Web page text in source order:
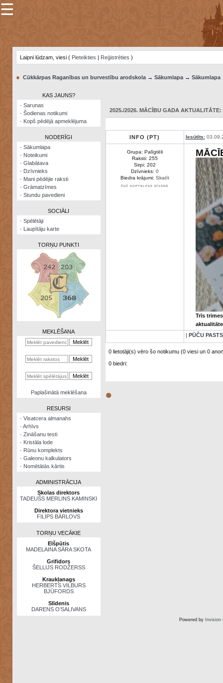
×
Šodienas
notikumi
Visatcera
almanahs
Arhīvs
Zināšanu
kalkulators
Nomētātās
☰
Laipni lūdzam, viesi ( Pieteikties | Reģistrēties )
● Cūkkārpas Raganības un burvestību arodskola→ Sākumlapa→ Sākumlapa
KAS JAUNS?
· Sarunas
· Šodienas notikumi
· Kopš pēdējā apmeklējuma
NODERĪGI
· Sākumlapa
· Noteikumi
· Glabātava
· Dzīvnieks
· Mani pēdējie raksti
· Grāmatzīmes
· Stundu pavedieni
SOCIĀLI
· Spēlētāji
· Laupītāju karte
TORŅU PUNKTI
MEKLĒŠANA
Paplašinātā meklēšana
RESURSI
· Visatcera almanahs
· Arhīvs
· Zināšanu testi
· Kristāla lode
· Rūnu komplekts
· Galeonu kalkulators
· Nomētātās kārtis
ADMINISTRĀCIJA
Skolas direktors
TADEUŠS MERLINS KAMINSKI
Direktora vietnieks
FILIPS BĀRLOVS
TORŅU VECĀKIE
Elšpūtis
MADELAINA SĀRA SKOTA
Grifidors
ŠELLIJS RODŽERSS
Kraukļanags
HERBERTS VILBURS
BJŪFORDS
Slīdenis
DARENS O’SALIVANS
2025./2026. MĀCĪBU GADA AKTUALITĀTE:
INFO (PT) Iesūtīts:
Grupa: Palīgtēli
Raksti: 255
Sirpi: 202
Dzīvnieks: 0
Biedra krājumi: Skatīt
ČUČ KOPTELPAS DĪVĀNĀ
Trīs
| PŪČU PASTS
0 lietotāji(s) vēro šo notikumu (0 viesi un 0
0 biedri:
●
Powered by Invision